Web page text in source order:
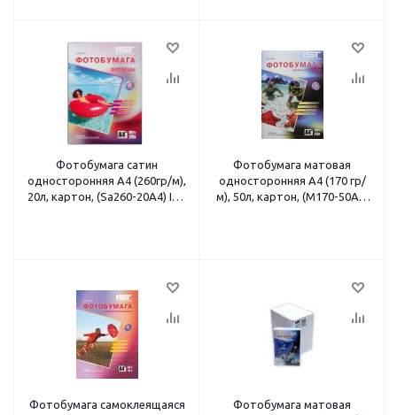
Фотобумага сатин
односторонняя A4 (260гр/м),
20л, картон, (Sa260-20A4) IST
Фотобумага матовая
односторонняя A4 (170 гр/
м), 50л, картон, (M170-50A4)
Фотобумага самоклеящаяся
Фотобумага матовая